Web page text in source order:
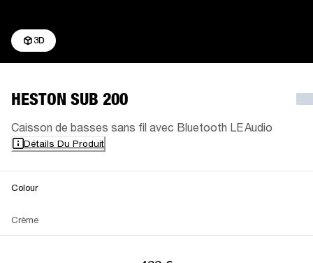
3D
HESTON SUB 200
Caisson de basses sans fil avec Bluetooth LE Audio
Détails Du Produit
Colour
Crème